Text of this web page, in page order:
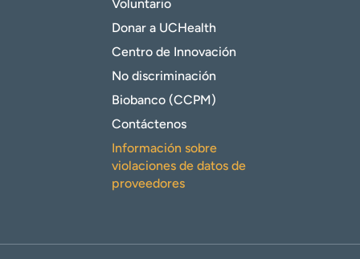
Voluntario
Donar a UCHealth
Centro de Innovación
No discriminación
Biobanco (CCPM)
Contáctenos
Información sobre
violaciones de datos de
proveedores